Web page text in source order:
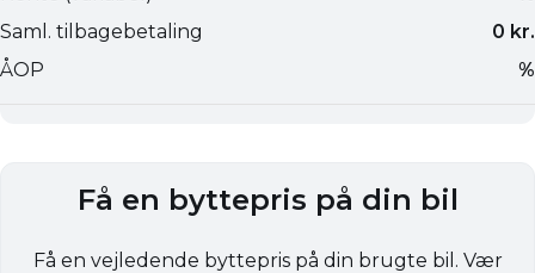
Få en byttepris på din bil
Få en vejledende byttepris på din brugte bil. Vær